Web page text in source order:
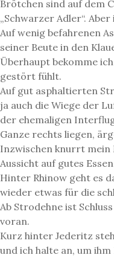
Brötchen sind auf dem
„Schwarzer Adler“.
Auf wenig befahrenen
seiner Beute in den
Überhaupt bekomme
gestört fühlt.
Auf gut asphaltierten
ja auch die Wiege der
der ehemaligen
Ganze rechts liegen,
Inzwischen knurrt mein
Aussicht auf gutes
Hinter Rhinow geht es
wieder etwas für die
Ab Strodehne ist
voran.
Kurz hinter Jederitz
und ich halte an, um